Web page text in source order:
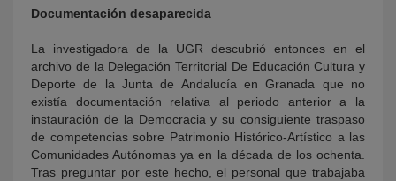
Documentación desaparecida
La investigadora de la UGR descubrió entonces en el
archivo de la Delegación Territorial De Educación Cultura y
Deporte de la Junta de Andalucía en Granada que no
existía documentación relativa al periodo anterior a la
instauración de la Democracia y su consiguiente traspaso
de competencias sobre Patrimonio Histórico-Artístico a las
Comunidades Autónomas ya en la década de los ochenta.
Tras preguntar por este hecho, el personal que trabajaba